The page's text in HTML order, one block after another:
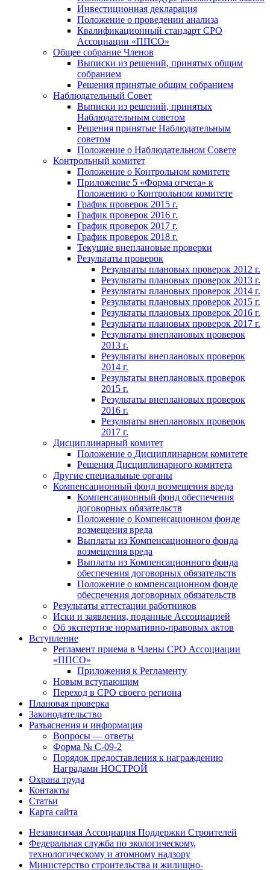
Инвестиционная декларация
Положение о проведении анализа
Квалификационный стандарт СРО
Ассоциации «ППСО»
Общее собрание Членов
Выписки из решений, принятых общим
собранием
Решения принятые общим собранием
Наблюдательный Совет
Выписки из решений, принятых
Наблюдательным советом
Решения принятые Наблюдательным
советом
Положение о Наблюдательном Совете
Контрольный комитет
Положение о Контрольном комитете
Приложение 5 «Форма отчета» к
Положению о Контрольном комитете
График проверок 2015 г.
График проверок 2016 г.
График проверок 2017 г.
График проверок 2018 г.
Текущие внеплановые проверки
Результаты проверок
Результаты плановых проверок 2012 г.
Результаты плановых проверок 2013 г.
Результаты плановых проверок 2014 г.
Результаты плановых проверок 2015 г.
Результаты плановых проверок 2016 г.
Результаты плановых проверок 2017 г.
Результаты внеплановых проверок
2013 г.
Результаты внеплановых проверок
2014 г.
Результаты внеплановых проверок
2015 г.
Результаты внеплановых проверок
2016 г.
Результаты внеплановых проверок
2017 г.
Дисциплинарный комитет
Положение о Дисциплинарном комитете
Решения Дисциплинарного комитета
Другие специальные органы
Компенсационный фонд возмещения вреда
Компенсационный фонд обеспечения
договорных обязательств
Положение о Компенсационном фонде
возмещения вреда
Выплаты из Компенсационного фонда
возмещения вреда
Выплаты из Компенсационного фонда
обеспечения договорных обязательств
Положение о компенсационном фонде
обеспечения договорных обязательств
Результаты аттестации работников
Иски и заявления, поданные Ассоциацией
Об экспертизе нормативно-правовых актов
Вступление
Регламент приема в Члены СРО Ассоциации
«ППСО»
Приложения к Регламенту
Новым вступающим
Переход в СРО своего региона
Плановая проверка
Законодательство
Разъяснения и информация
Вопросы — ответы
Форма № С-09-2
Порядок предоcтавления к награждению
Наградами НОСТРОЙ
Охрана труда
Контакты
Статьи
Карта сайта
Независимая Ассоциация Поддержки Строителей
Федеральная служба по экологическому,
технологическому и атомному надзору
Министерство строительства и жилищно-